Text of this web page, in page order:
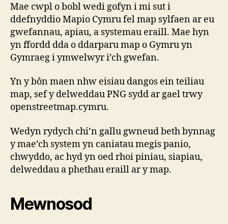
Mae cwpl o bobl wedi gofyn i mi sut i
ddefnyddio Mapio Cymru fel map sylfaen ar eu
gwefannau, apiau, a systemau eraill. Mae hyn
yn ffordd dda o ddarparu map o Gymru yn
Gymraeg i ymwelwyr i’ch gwefan.
Yn y bôn maen nhw eisiau dangos ein teiliau
map, sef y delweddau PNG sydd ar gael trwy
openstreetmap.cymru.
Wedyn rydych chi’n gallu gwneud beth bynnag
y mae’ch system yn caniatau megis panio,
chwyddo, ac hyd yn oed rhoi piniau, siapiau,
delweddau a phethau eraill ar y map.
Mewnosod